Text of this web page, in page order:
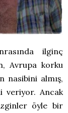
ilginç
Avrupa korku
nasibini almış,
veriyor. Ancak
öyle bir